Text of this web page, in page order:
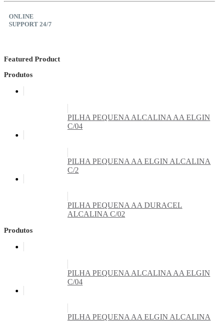
ONLINE
SUPPORT 24/7
Featured Product
Produtos
PILHA PEQUENA ALCALINA AA ELGIN
C/04
PILHA PEQUENA AA ELGIN ALCALINA
C/2
PILHA PEQUENA AA DURACEL
ALCALINA C/02
Produtos
PILHA PEQUENA ALCALINA AA ELGIN
C/04
PILHA PEQUENA AA ELGIN ALCALINA